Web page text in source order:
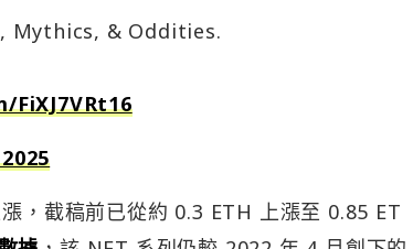
, Mythics, & Oddities.
，截稿前已從約 0.3 ETH 上漲至 0.85 ET